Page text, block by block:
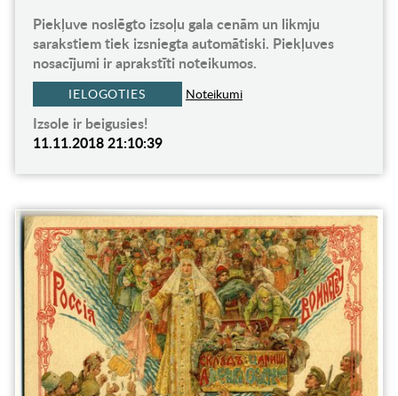
Piekļuve noslēgto izsoļu gala cenām un likmju
sarakstiem tiek izsniegta automātiski. Piekļuves
nosacījumi ir aprakstīti noteikumos.
IELOGOTIES Noteikumi
Izsole ir beigusies!
11.11.2018 21:10:39